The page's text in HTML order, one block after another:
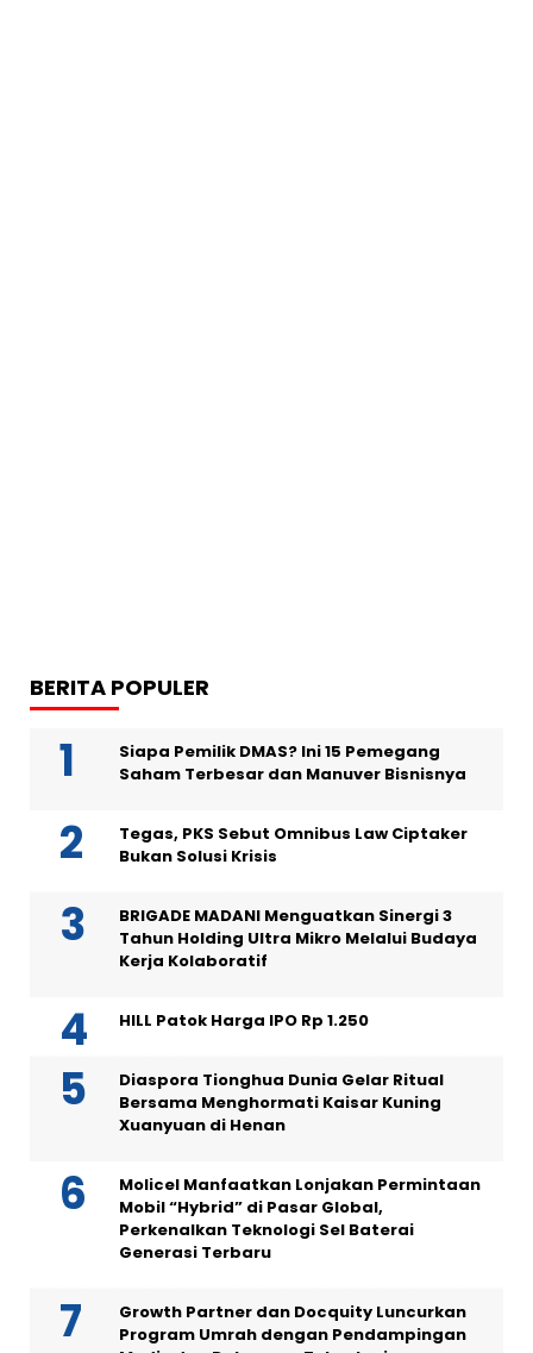
BERITA POPULER
Siapa Pemilik DMAS? Ini 15 Pemegang
Saham Terbesar dan Manuver Bisnisnya
Tegas, PKS Sebut Omnibus Law Ciptaker
Bukan Solusi Krisis
BRIGADE MADANI Menguatkan Sinergi 3
Tahun Holding Ultra Mikro Melalui Budaya
Kerja Kolaboratif
HILL Patok Harga IPO Rp 1.250
Diaspora Tionghua Dunia Gelar Ritual
Bersama Menghormati Kaisar Kuning
Xuanyuan di Henan
Molicel Manfaatkan Lonjakan Permintaan
Mobil “Hybrid” di Pasar Global,
Perkenalkan Teknologi Sel Baterai
Generasi Terbaru
Growth Partner dan Docquity Luncurkan
Program Umrah dengan Pendampingan